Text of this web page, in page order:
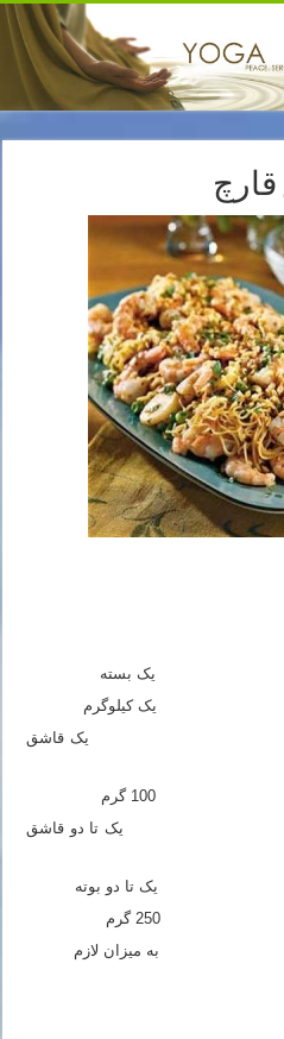
یک بسته
کیلوگرم
یک قاشق
گرم
یک تا دو قاشق
دو بوته
گرم
میزان لازم